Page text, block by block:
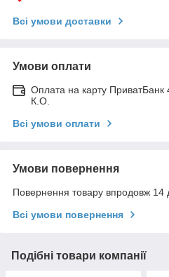
Всі умови доставки
Умови оплати
Оплата на карту
К.О.
Всі умови оплати
Умови повернення
Повернення товару впродовж 14
Всі умови повернення
Подібні товари компанії